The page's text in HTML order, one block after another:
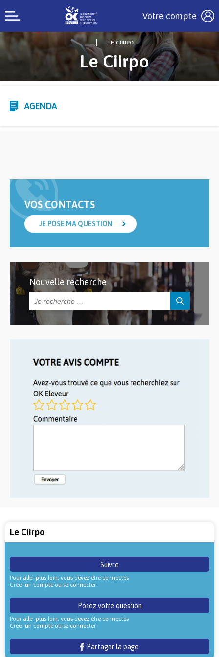
Votre compte
LE CIIRPO
Le Ciirpo
AGENDA
VOS CONTACTS
JE POSE MA QUESTION
Nouvelle recherche
Le Ciirpo
Suivre
Pour aller plus loin, vous devez être connectés
Créer un compte ou se connecter
Posez votre question
Pour aller plus loin, vous devez être connectés
Créer un compte ou se connecter
Partager la page